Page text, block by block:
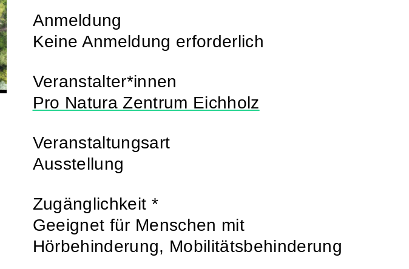
Anmeldung
Keine Anmeldung erforderlich
Veranstalter*innen
Pro Natura Zentrum Eichholz
Veranstaltungsart
Ausstellung
Zugänglichkeit *
Geeignet für Menschen mit
Hörbehinderung, Mobilitätsbehinderung